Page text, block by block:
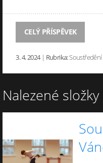
CELÝ PŘÍSPĚVEK
3. 4. 2024 | Rubrika:Soustředění
Nalezené složky